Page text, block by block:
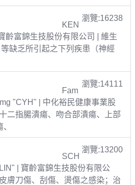
瀏覽:16238
KEN
齡富錦生技股份有限公司 | 維生
缺乏所引起之下列疾患（神經
瀏覽:14111
Fam
"CYH" | 中化裕民健康事業股
二指腸潰瘍、吻合部潰瘍、上部
瀏覽:13200
SCH
| 寶齡富錦生技股份有限公
膚刀傷、刮傷、燙傷之感染；治